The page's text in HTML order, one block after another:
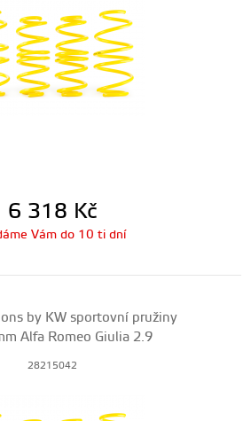
6 318 Kč
Vám do 10 ti dní
by KW sportovní pružiny
Alfa Romeo Giulia 2.9
28215042